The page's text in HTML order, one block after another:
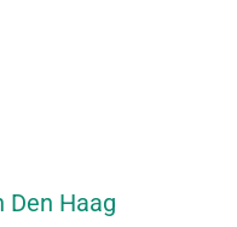
Haag